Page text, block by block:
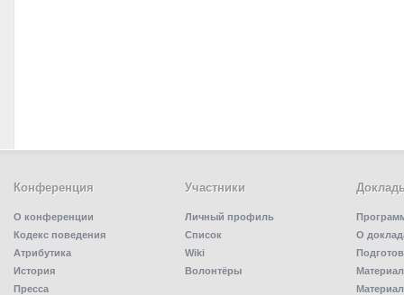
Конференция
О конференции
Кодекс поведения
Атрибутика
История
Пресса
Участники
Личный профиль
Список
Wiki
Волонтёры
О